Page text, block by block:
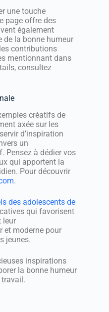
une touche
page offre des
également
de la bonne humeur
contributions
mentionnant dans
consultez
créatifs de
axée sur les
d’inspiration
un
Pensez à dédier vos
qui apportent la
Pour découvrir
.
des adolescents de
qui favorisent
leur
et moderne pour
jeunes.
inspirations
la bonne humeur
travail.